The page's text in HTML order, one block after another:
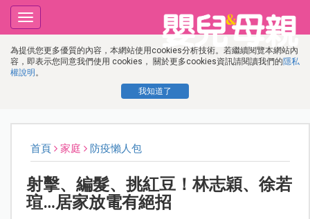
為提供您更多優質的內容，本網站使用cookies分析技術。若繼續閱覽本網站內
容，即表示您同意我們使用 cookies， 關於更多cookies資訊請閱讀我們的隱私
權說明 。
我知道了
Toggle
navigation
首頁 家庭 防疫懶人包
射擊、編髮、挑紅豆！林志穎、徐若
瑄…居家放電有絕招